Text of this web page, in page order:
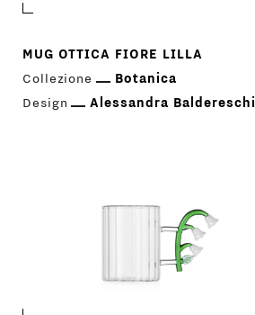
MUG OTTICA FIORE LILLA
Collezione
Botanica
Design
Alessandra Baldereschi